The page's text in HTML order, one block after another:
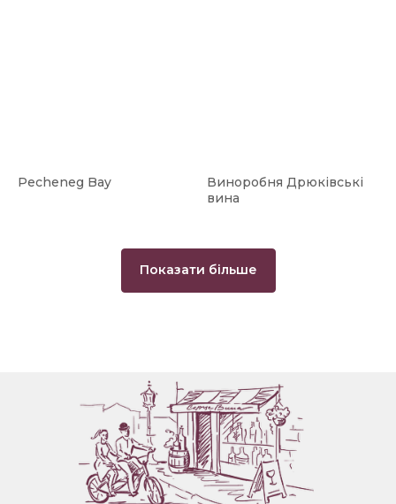
Pecheneg Bay
Виноробня Дрюківські
вина
Показати більше